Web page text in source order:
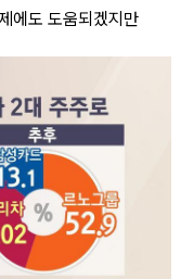
에도 도움되겠지만